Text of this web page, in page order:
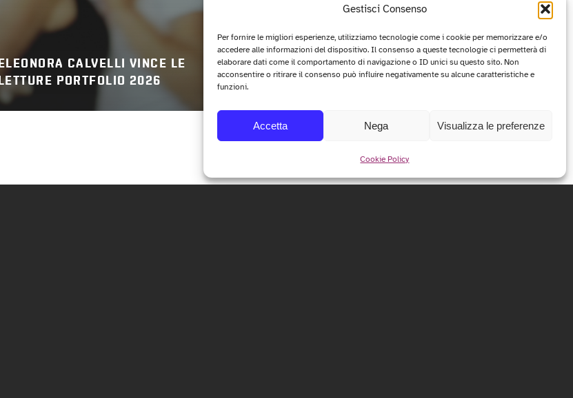
Gestisci Consenso
Per fornire le migliori esperienze, utilizziamo tecnologie come i cookie per memorizzare e/o
accedere alle informazioni del dispositivo. Il consenso a queste tecnologie ci permetterà di
elaborare dati come il comportamento di navigazione o ID unici su questo sito. Non
acconsentire o ritirare il consenso può influire negativamente su alcune caratteristiche e
funzioni.
Accetta Nega Visualizza le preferenze
Cookie Policy
ELEONORA CALVELLI VINCE LE
LETTURE PORTFOLIO 2026
CIRCUITO OFF 2026: I PROGETTI
VINCITORI